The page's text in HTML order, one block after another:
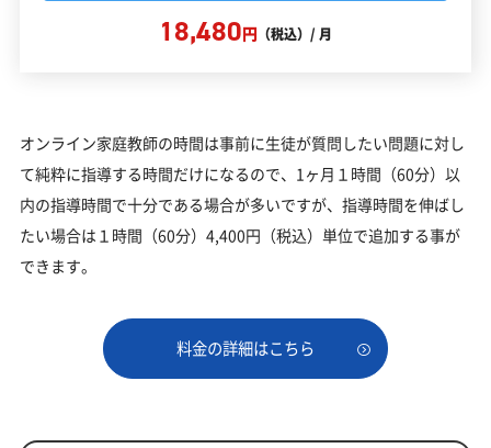
18,480円 （税込）/ 月
オンライン家庭教師の時間は事前に生徒が質問したい問題に対し
て純粋に指導する時間だけになるので、1ヶ月１時間（60分）以
内の指導時間で十分である場合が多いですが、指導時間を伸ばし
たい場合は１時間（60分）4,400円（税込）単位で追加する事が
できます。
料金の詳細はこちら